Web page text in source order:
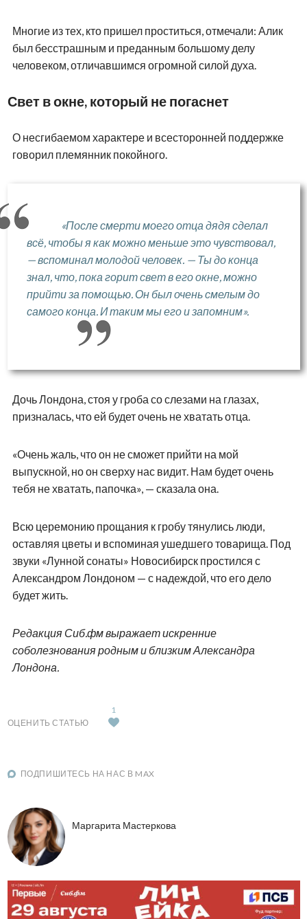
Многие из тех, кто пришел проститься, отмечали: Алик
был бесстрашным и преданным большому делу
человеком, отличавшимся огромной силой духа.
Свет в окне, который не погаснет
О несгибаемом характере и всесторонней поддержке
говорил племянник покойного.
«После смерти моего отца дядя сделал
всё, чтобы я как можно меньше это чувствовал,
— вспоминал молодой человек. — Ты до конца
знал, что, пока горит свет в его окне, можно
прийти за помощью. Он был очень смелым до
самого конца. И таким мы его и запомним».
Дочь Лондона, стоя у гроба со слезами на глазах,
призналась, что ей будет очень не хватать отца.
«Очень жаль, что он не сможет прийти на мой
выпускной, но он сверху нас видит. Нам будет очень
тебя не хватать, папочка», — сказала она.
Всю церемонию прощания к гробу тянулись люди,
оставляя цветы и вспоминая ушедшего товарища. Под
звуки «Лунной сонаты» Новосибирск простился с
Александром Лондоном — с надеждой, что его дело
будет жить.
Редакция Сиб.фм выражает искренние
соболезнования родным и близким Александра
Лондона.
ОЦЕНИТЬ СТАТЬЮ
1
ПОДПИШИТЕСЬ НА НАС В MAX
Маргарита Мастеркова